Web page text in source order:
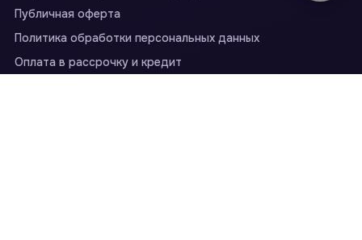
Публичная оферта
Политика обработки персональных данных
Оплата в рассрочку и кредит